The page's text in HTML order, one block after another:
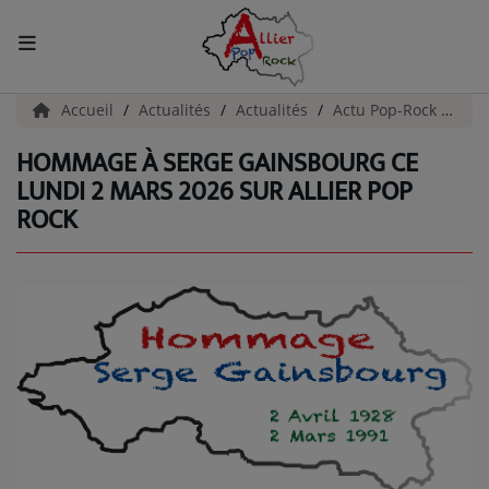
ACCUEIL
Actualités
INFOS - ALLIER
INFOS POP ROCK
La Radio
EMISSIONS
Accueil Actualités Actualités Actu Pop-Rock
HOMMAGE À SERGE GAINSBOURG CE
LUNDI 2 MARS 2026 SUR ALLIER POP
ROCK